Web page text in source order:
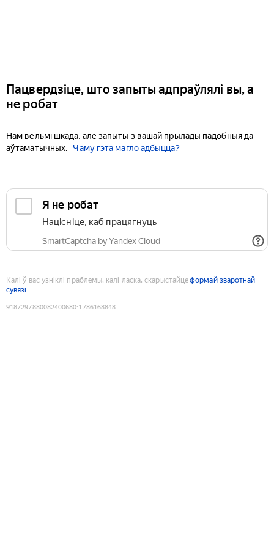
Пацвердзіце, што запыты адпраўлялі вы, а
не робат
Нам вельмі шкада, але запыты з вашай прылады падобныя да
аўтаматычных.
Чаму гэта магло адбыцца?
Я не робат
Націсніце, каб працягнуць
SmartCaptcha by Yandex Cloud
Калі ў вас узніклі праблемы, калі ласка, скарыстайцеформай зваротнай
сувязі
9187297880082400680:1786168848